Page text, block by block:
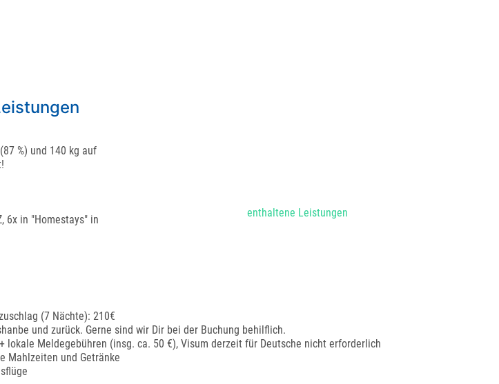
enthaltene Leistungen
%) und 140 kg auf
6x in "Homestays" in
(7 Nächte): 210€
und zurück. Gerne sind wir Dir bei der Buchung behilflich.
lokale Meldegebühren (insg. ca. 50 €), Visum derzeit für Deutsche nicht erforderlich
Mahlzeiten und Getränke